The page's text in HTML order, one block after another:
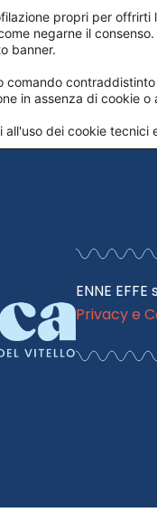
CHI SIAMO
Questo è il tuo
ENNE
Privacy e
propri per offrirti
negarne il
banner.
comando
in assenza di cookie
all'uso dei cookie tecnici